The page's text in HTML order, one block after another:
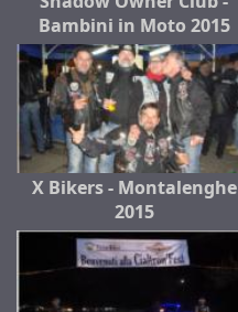
Bambini in Moto 2015
X Bikers - Montalenghe
2015